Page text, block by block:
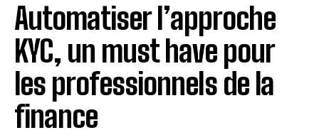
Automatiser l’approche
KYC, un must have pour
les professionnels de la
finance